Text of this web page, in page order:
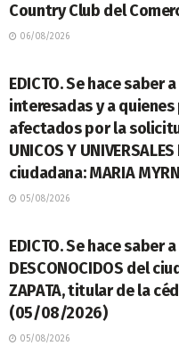
Country Club del
06/08/2026
EDICTO. Se hace saber
interesadas y a
afectados por la
UNICOS Y
ciudadana: MARIA
05/08/2026
EDICTO. Se hace saber a
DESCONOCIDOS del
ZAPATA, titular de la
(05/08/2026)
05/08/2026